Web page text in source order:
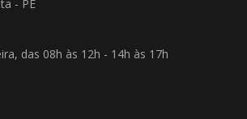
- PE
das 08h às 12h - 14h às 17h